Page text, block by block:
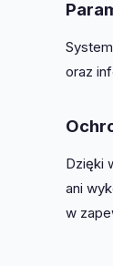
oraz
Dzięki
ani
w